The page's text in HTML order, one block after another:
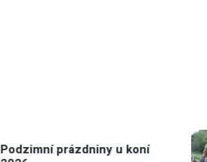
Podzimní prázdniny u koní